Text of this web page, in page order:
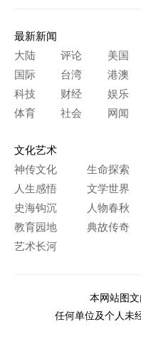
最新新闻
大陆
评论
美国
国际
台湾
港澳
科技
财经
娱乐
体育
社会 网闻
文化艺术
神传文化
生命探索
人生感悟
文学世界
史海钩沉
人物春秋
教育园地
典故传奇
艺术长河
本网站图文
任何单位及个人未